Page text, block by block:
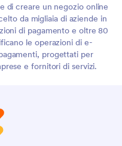
di creare un negozio online
da migliaia di aziende in
di pagamento e oltre 80
le operazioni di e-
progettati per
e fornitori di servizi.